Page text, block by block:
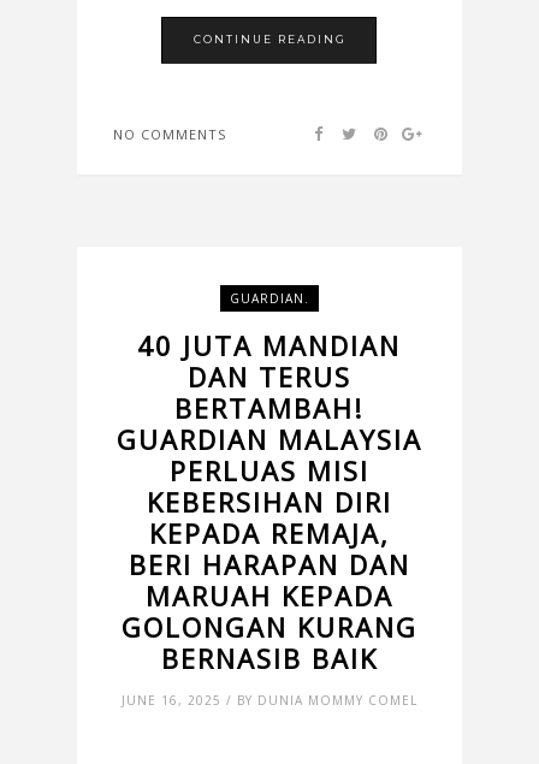
CONTINUE READING
NO COMMENTS
GUARDIAN.
40 JUTA MANDIAN
DAN TERUS
BERTAMBAH!
GUARDIAN MALAYSIA
PERLUAS MISI
KEBERSIHAN DIRI
KEPADA REMAJA,
BERI HARAPAN DAN
MARUAH KEPADA
GOLONGAN KURANG
BERNASIB BAIK
JUNE 16, 2025 / BY DUNIA MOMMY COMEL